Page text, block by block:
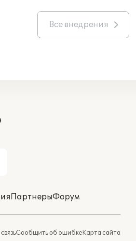
Все внедрения
ПартнерыФорум
Сообщить об ошибкеКарта сайта